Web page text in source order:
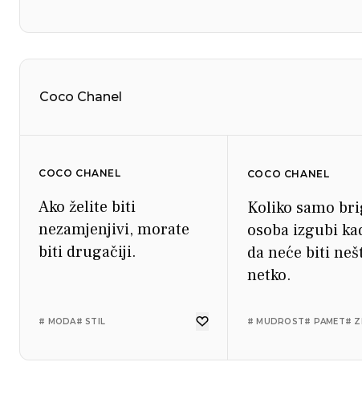
Coco Chanel
COCO CHANEL
Ako želite biti
nezamjenjivi, morate
biti drugačiji.
# MODA# STIL
COCO CHANEL
Koliko samo
osoba izgubi
da neće biti
netko.
# MUDROST# PAMET#